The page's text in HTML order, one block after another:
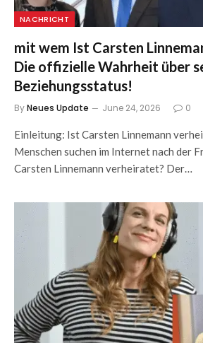
NACHRICHT
mit wem Ist Carsten
Die offizielle Wahrheit über
Beziehungsstatus!
ByNeues Update June 24, 2026 0
Einleitung: Ist Carsten Linnemann
Menschen suchen im Internet nach der
Carsten Linnemann verheiratet? Der…